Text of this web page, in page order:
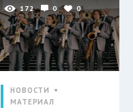
172 0 0
НОВОСТИ
МАТЕРИАЛ